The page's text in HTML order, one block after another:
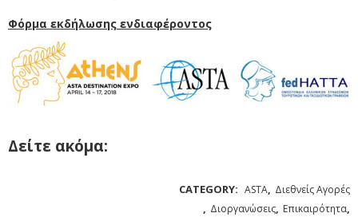
Φόρμα εκδήλωσης ενδιαφέροντος
Δείτε ακόμα:
CATEGORY: ASTA, Διεθνείς Αγορές
, Διοργανώσεις, Επικαιρότητα,